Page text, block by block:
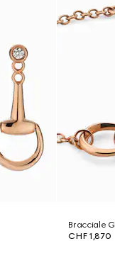
Bracciale
CHF 1,870